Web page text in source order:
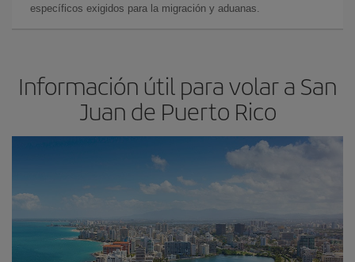
específicos exigidos para la migración y aduanas.
Información útil para volar a San
Juan de Puerto Rico